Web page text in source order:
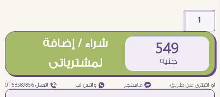
549
جنيه
شراء / إضافة
لمشترياتى
او اشترى عن طريق ¥ ماسنجر ₧ واتس اب ƒ اتصل 01158589856